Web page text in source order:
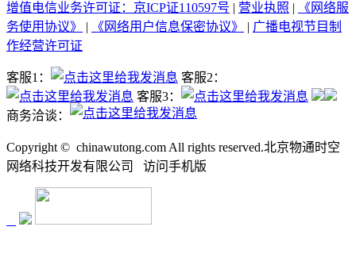
增值电信业务许可证：京ICP证110597号 营业执照
《网络服
务使用协议》
《网络用户信息保密协议》
广播电视节目制
作经营许可证
客服1：
客服2：
客服3：
商务洽谈：
Copyright © chinawutong.com All rights reserved.北京物通时空
网络科技开发有限公司
访问 手机版